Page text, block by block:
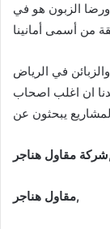
ورضا الزبون هو في
في الرياض
ان اغلب اصحاب
شركة مقاول هناجر,
مقاول هناجر,